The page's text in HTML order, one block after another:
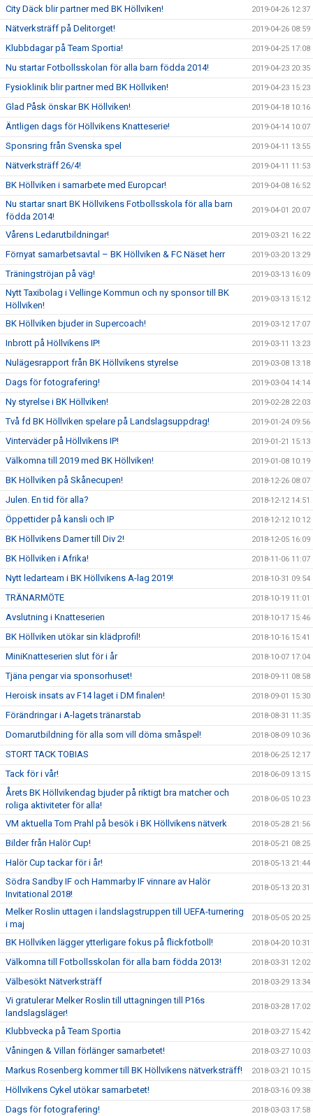
City Däck blir partner med BK Höllviken! 2019-04-26 12:37
Nätverksträff på Delitorget! 2019-04-26 08:59
Klubbdagar på Team Sportia! 2019-04-25 17:08
Nu startar Fotbollsskolan för alla barn födda 2014! 2019-04-23 20:35
Fysioklinik blir partner med BK Höllviken! 2019-04-23 15:23
Glad Påsk önskar BK Höllviken! 2019-04-18 10:16
Äntligen dags för Höllvikens Knatteserie! 2019-04-14 10:07
Sponsring från Svenska spel 2019-04-11 13:55
Nätverksträff 26/4! 2019-04-11 11:53
BK Höllviken i samarbete med Europcar! 2019-04-08 16:52
Nu startar snart BK Höllvikens Fotbollsskola för alla barn
födda 2014!
2019-04-01 20:07
Vårens Ledarutbildningar! 2019-03-21 16:22
Förnyat samarbetsavtal – BK Höllviken & FC Näset herr 2019-03-20 13:29
Träningströjan på väg! 2019-03-13 16:09
Nytt Taxibolag i Vellinge Kommun och ny sponsor till BK
Höllviken!
2019-03-13 15:12
BK Höllviken bjuder in Supercoach! 2019-03-12 17:07
Inbrott på Höllvikens IP! 2019-03-11 13:23
Nulägesrapport från BK Höllvikens styrelse 2019-03-08 13:18
Dags för fotografering! 2019-03-04 14:14
Ny styrelse i BK Höllviken! 2019-02-28 22:03
Två fd BK Höllviken spelare på Landslagsuppdrag! 2019-01-24 09:56
Vinterväder på Höllvikens IP! 2019-01-21 15:13
Välkomna till 2019 med BK Höllviken! 2019-01-08 10:19
BK Höllviken på Skånecupen! 2018-12-26 08:07
Julen. En tid för alla? 2018-12-12 14:51
Öppettider på kansli och IP 2018-12-12 10:12
BK Höllvikens Damer till Div 2! 2018-12-05 16:09
BK Höllviken i Afrika! 2018-11-06 11:07
Nytt ledarteam i BK Höllvikens A-lag 2019! 2018-10-31 09:54
TRÄNARMÖTE 2018-10-19 11:01
Avslutning i Knatteserien 2018-10-17 15:46
BK Höllviken utökar sin klädprofil! 2018-10-16 15:41
MiniKnatteserien slut för i år 2018-10-07 17:04
Tjäna pengar via sponsorhuset! 2018-09-11 08:58
Heroisk insats av F14 laget i DM finalen! 2018-09-01 15:30
Förändringar i A-lagets tränarstab 2018-08-31 11:35
Domarutbildning för alla som vill döma småspel! 2018-08-09 10:36
STORT TACK TOBIAS 2018-06-25 12:17
Tack för i vår! 2018-06-09 13:15
Årets BK Höllvikendag bjuder på riktigt bra matcher och
roliga aktiviteter för alla!
2018-06-05 10:23
VM aktuella Tom Prahl på besök i BK Höllvikens nätverk 2018-05-28 21:56
Bilder från Halör Cup! 2018-05-21 08:25
Halör Cup tackar för i år! 2018-05-13 21:44
Södra Sandby IF och Hammarby IF vinnare av Halör
Invitational 2018!
2018-05-13 20:31
Melker Roslin uttagen i landslagstruppen till UEFA-turnering
i maj
2018-05-05 20:25
BK Höllviken lägger ytterligare fokus på flickfotboll! 2018-04-20 10:31
Välkomna till Fotbollsskolan för alla barn födda 2013! 2018-03-31 12:02
Välbesökt Nätverksträff 2018-03-29 13:34
Vi gratulerar Melker Roslin till uttagningen till P16s
landslagsläger!
2018-03-28 17:02
Klubbvecka på Team Sportia 2018-03-27 15:42
Våningen & Villan förlänger samarbetet! 2018-03-27 10:03
Markus Rosenberg kommer till BK Höllvikens nätverksträff! 2018-03-21 10:15
Höllvikens Cykel utökar samarbetet! 2018-03-16 09:38
Dags för fotografering! 2018-03-03 17:58